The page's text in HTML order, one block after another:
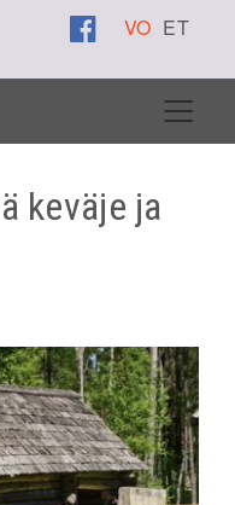
VO ET
keväje ja